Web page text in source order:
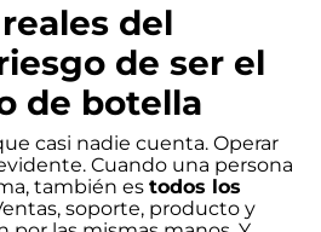
del
de ser el
de botella
casi nadie cuenta. Operar
Cuando una persona
también es todos los
soporte, producto y